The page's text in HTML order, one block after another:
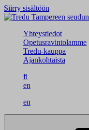
Siirry sisältöön
Yhteystiedot
Opetusravintolamme
Tredu-kauppa
Ajankohtaista
fi
en
en